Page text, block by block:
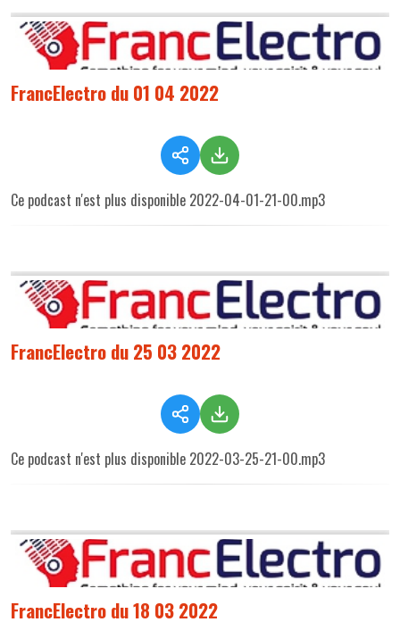
FrancElectro du 01 04 2022
Ce podcast n'est plus disponible 2022-04-01-21-00.mp3
FrancElectro du 25 03 2022
Ce podcast n'est plus disponible 2022-03-25-21-00.mp3
FrancElectro du 18 03 2022